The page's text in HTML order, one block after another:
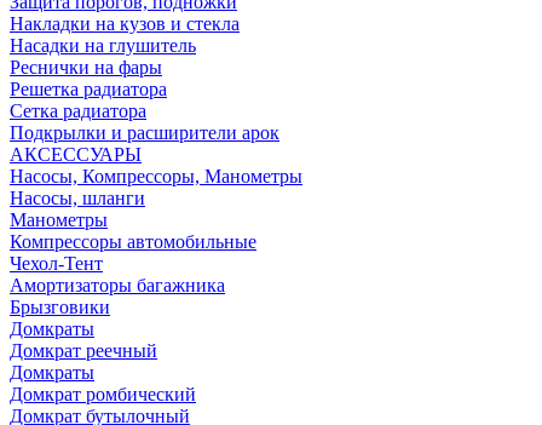
Накладки на кузов и стекла
Насадки на глушитель
Реснички на фары
Решетка радиатора
Сетка радиатора
Подкрылки и расширители арок
АКСЕССУАРЫ
Насосы, Компрессоры, Манометры
Насосы, шланги
Манометры
Компрессоры автомобильные
Чехол-Тент
Амортизаторы багажника
Брызговики
Домкраты
Домкрат реечный
Домкраты
Домкрат ромбический
Домкрат бутылочный